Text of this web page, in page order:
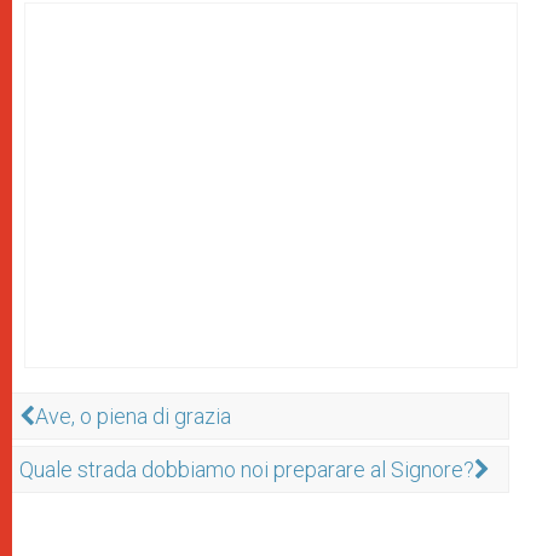
Ave, o piena di grazia
Quale strada dobbiamo noi preparare al Signore?